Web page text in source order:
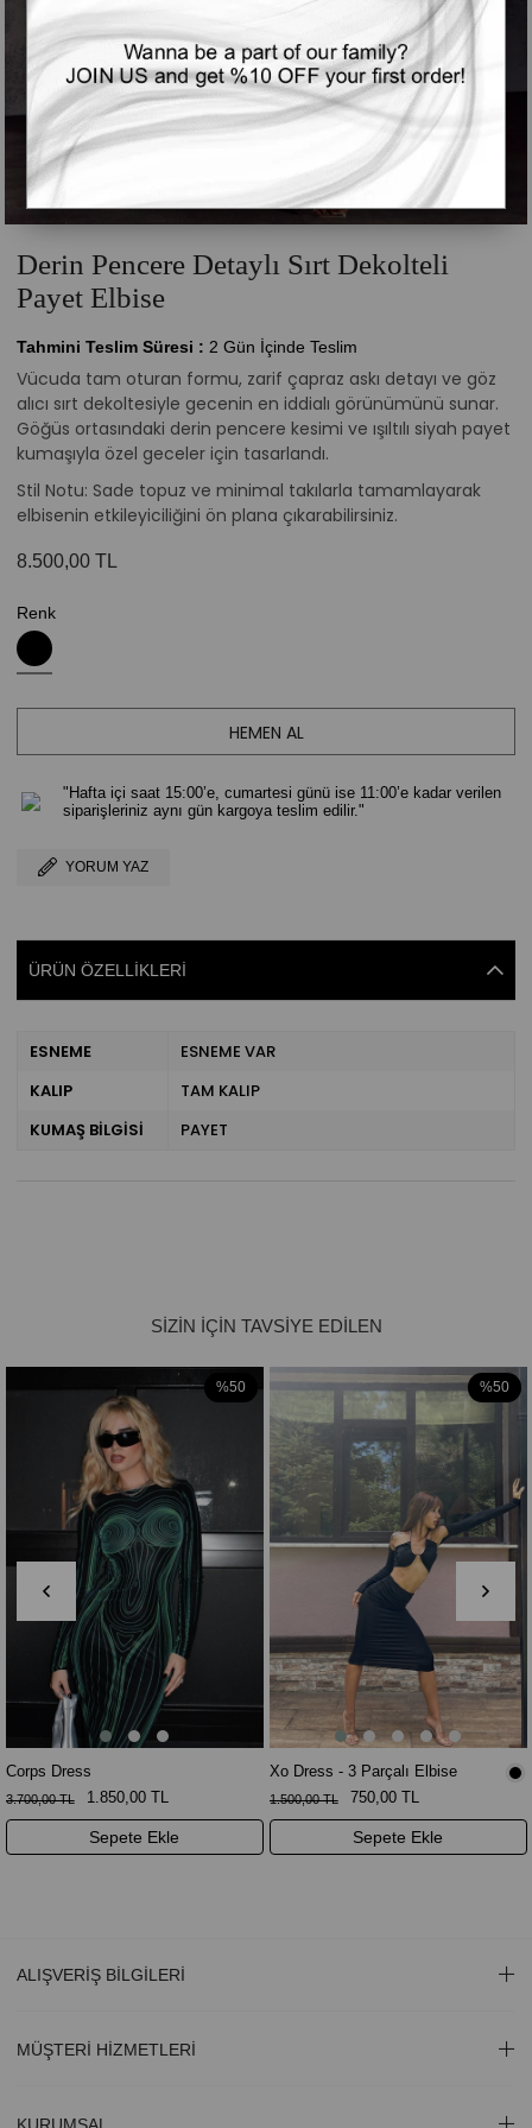
Derin Pencere Detaylı Sırt Dekolteli
Payet Elbise
Tahmini Teslim Süresi : 2 Gün İçinde Teslim
Vücuda tam oturan formu, zarif çapraz askı detayı ve göz
alıcı sırt dekoltesiyle gecenin en iddialı görünümünü sunar.
Göğüs ortasındaki derin pencere kesimi ve ışıltılı siyah payet
kumaşıyla özel geceler için tasarlandı.
Stil Notu: Sade topuz ve minimal takılarla tamamlayarak
elbisenin etkileyiciliğini ön plana çıkarabilirsiniz.
8.500,00 TL
Renk
"Hafta içi saat 15:00’e, cumartesi günü ise 11:00’e kadar verilen
siparişleriniz aynı gün kargoya teslim edilir."
YORUM YAZ
ÜRÜN ÖZELLIKLERI
ESNEME
ESNEME VAR
KALIP
TAM KALIP
KUMAŞ BİLGİSİ
PAYET
Corps Dress
1.850,00 TL
3.700,00 TL
Sepete Ekle
%50
Xo Dress - 3 Parçalı Elbise
750,00 TL
1.500,00 TL
Sepete Ekle
%50
ALIŞVERİŞ BİLGİLERİ
MÜŞTERİ HİZMETLERİ
KURUMSAL